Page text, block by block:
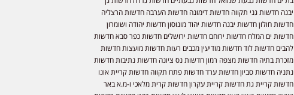
יבנה חדשות גני תקווה חדשות דימונה חדשות הערבה חדשות הרצליה
חדשות חולון חדשות יבנה חדשות יהוד מונוסון חדשות יהודה ושומרון
חדשות ים המלח חדשות ירוחם חדשות ירושלים חדשות כפר סבא חדשות
להבים חדשות לוד חדשות מודיעין מכבים רעות חדשות מועצות חדשות
מזכרת בתיה חדשות מצפה רמון חדשות נס ציונה חדשות נתיבות חדשות
נתניה חדשות סביון חדשות ערד חדשות פתח תקווה חדשות קריית אונו
חדשות קריית גת חדשות קריית עקרון חדשות קרית מלאכי ו-מ.א באר